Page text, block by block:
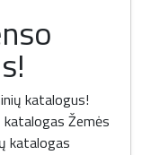
katalogus!
Žemės
katalogas